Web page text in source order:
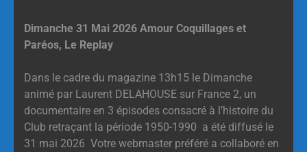
Dimanche 31 Mai 2026 Amour Coquillages et
Paréos, Le Replay
Dans le cadre du magazine 13h15 le Dimanche
animé par Laurent DELAHOUSE sur France 2, un
documentaire en 3 épisodes consacré à l’histoire du
Club retraçant la période 1950-1990 a été diffusé le
31 mai 2026 Votre webmaster préféré a collaboré en